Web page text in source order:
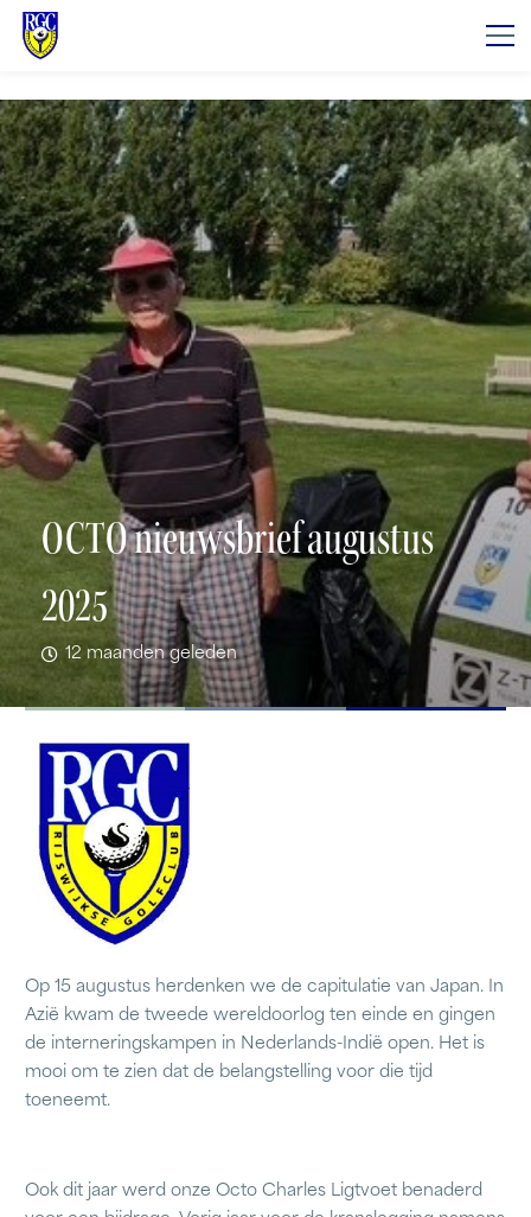
OCTO nieuwsbrief augustus
2025
12 maanden geleden
Op 15 augustus herdenken we de capitulatie van Japan. In
Azië kwam de tweede wereldoorlog ten einde en gingen
de interneringskampen in Nederlands-Indië open. Het is
mooi om te zien dat de belangstelling voor die tijd
toeneemt.
Ook dit jaar werd onze Octo Charles Ligtvoet benaderd